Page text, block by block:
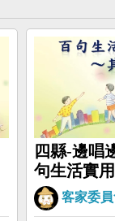
四縣-邊唱
句生活實
(三)